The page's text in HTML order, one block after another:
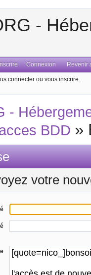
-
Connexion Revenir
connecter ou vous inscrire.
-
BDD »
votre